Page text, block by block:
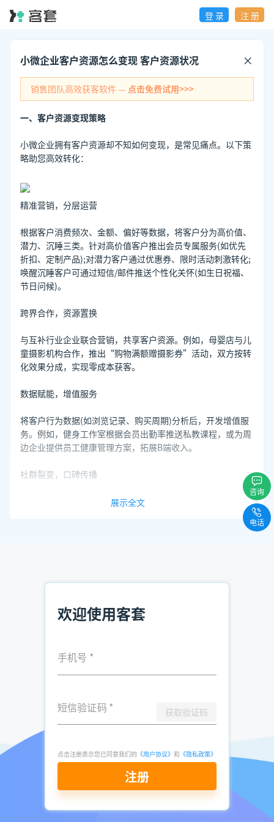
登 录 注 册
小微企业客户资源怎么变现 客户资源状况
销售团队高效获客软件 — 点击免费试用>>>
一、客户资源变现策略
小微企业拥有客户资源却不知如何变现，是常见痛点。以下策
略助您高效转化：
精准营销，分层运营
根据客户消费频次、金额、偏好等数据，将客户分为高价值、
潜力、沉睡三类。针对高价值客户推出会员专属服务(如优先
折扣、定制产品);对潜力客户通过优惠券、限时活动刺激转化;
唤醒沉睡客户可通过短信/邮件推送个性化关怀(如生日祝福、
节日问候)。
跨界合作，资源置换
与互补行业企业联合营销，共享客户资源。例如，母婴店与儿
童摄影机构合作，推出“购物满额赠摄影券”活动，双方按转
化效果分成，实现零成本获客。
数据赋能，增值服务
将客户行为数据(如浏览记录、购买周期)分析后，开发增值服
务。例如，健身工作室根据会员出勤率推送私教课程，或为周
边企业提供员工健康管理方案，拓展B端收入。
社群裂变，口碑传播
建立客户微信群/小程序社区，鼓励用户分享使用体验并给予
奖励(如积分兑换、抽奖)。通过KOC(关键意见消费者)带动口
示例：公司现拥华东区小微制造客户有效名单2,180条，已成
4,600万元，平均毛利率29%，复购率38%，账期45天，坏账
报价216条，按历史15%转化率测算，可新增销售额约6,200
万元。行业集中于金属加工、食品包装、电子装配三类，占比
全部数据存放于CRM，每月更新，已做脱敏备份，可即时导
出、确权、授权，具备快速变现及融资基础。
立即注册查询
展示全文
欢迎使用客套
手机号 *
短信验证码 * 获取验证码
点击注册表示您已同意我们的 《用户协议》 和 《隐私政策》
注册
咨询
电话